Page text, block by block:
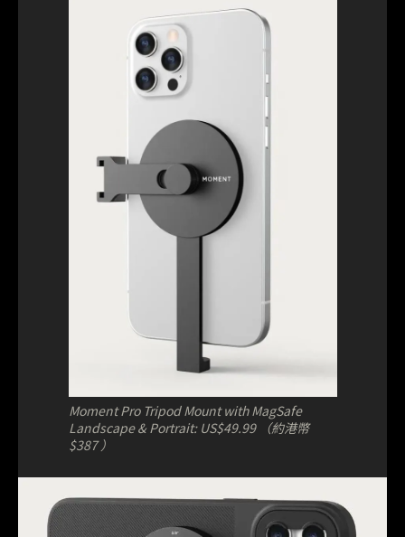
Moment Pro Tripod Mount with MagSafe
Landscape & Portrait: US$49.99 （約港幣
$387 ）